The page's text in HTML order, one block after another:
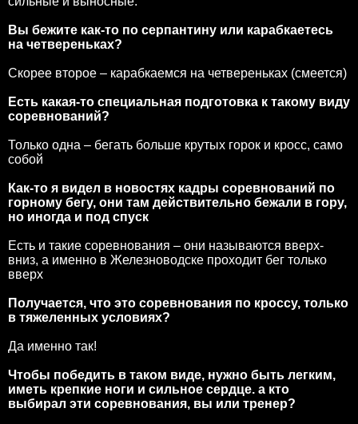
Вы бежите как-то по серпантину или карабкаетесь
на четвереньках?
Скорее второе – карабкаемся на четвереньках (смеется)
Есть какая-то специальная подготовка к такому виду
соревнований?
Только одна – бегать больше крутых горок и кросс, само
собой
Как-то я видел в новостях кадры соревнований по
горному бегу, они там действительно бежали в гору,
но иногда и под спуск
Есть и такие соревнования – они называются вверх-
вниз, а именно в Железноводске проходит бег только
вверх
Получается, что это соревнования по кроссу, только
в тяжеленных условиях?
Да именно так!
Чтобы победить в таком виде, нужно быть легким,
иметь крепкие ноги и сильное сердце. а кто
выбирал эти соревнования, вы или тренер?